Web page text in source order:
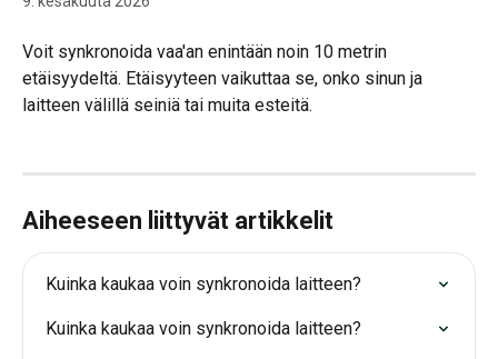
Voit synkronoida vaa'an enintään noin 10 metrin
etäisyydeltä. Etäisyyteen vaikuttaa se, onko sinun ja
laitteen välillä seiniä tai muita esteitä.
Aiheeseen liittyvät artikkelit
Kuinka kaukaa voin synkronoida laitteen?
Kuinka kaukaa voin synkronoida laitteen?